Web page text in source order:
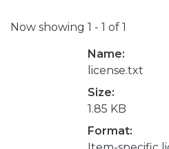
Now showing 1 - 1 of 1
Name:
license.txt
Size:
1.85 KB
Format: